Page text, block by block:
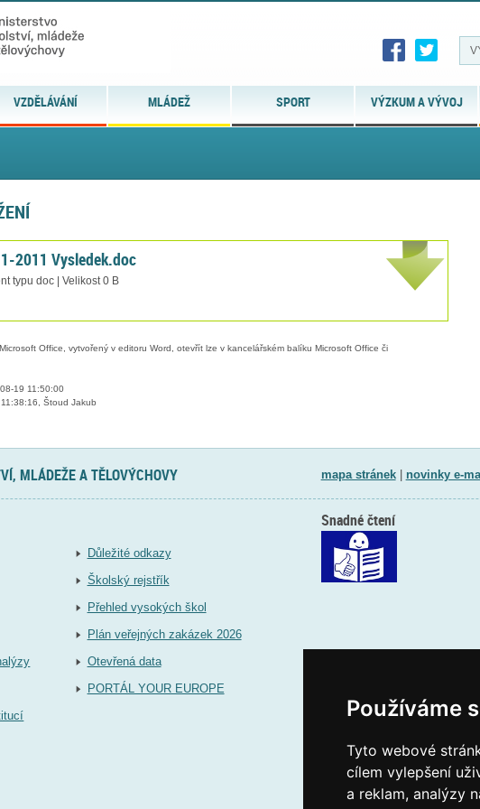
Používáme
Tyto webové
cílem vylepšení
a reklam, analýzy
VZDĚLÁVÁNÍ MLÁDEŽ SPORT VÝZKUM A VÝVOJ
2011 Vysledek.doc
typu doc | Velikost 0 B
Office, vytvořený v editoru Word, otevřít lze v kancelářském balíku Microsoft Office či
19 11:50:00
Štoud Jakub
MLÁDEŽE A TĚLOVÝCHOVY mapa stránek| novinky e-
Důležité odkazy
Školský rejstřík
Přehled vysokých škol
Plán veřejných zakázek 2026
Otevřená data
PORTÁL YOUR EUROPE
Snadné čtení